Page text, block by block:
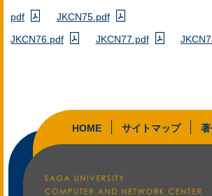
pdf
JKCN75.pdf
JKCN76.pdf
JKCN77.pdf
HOME サイトマップ